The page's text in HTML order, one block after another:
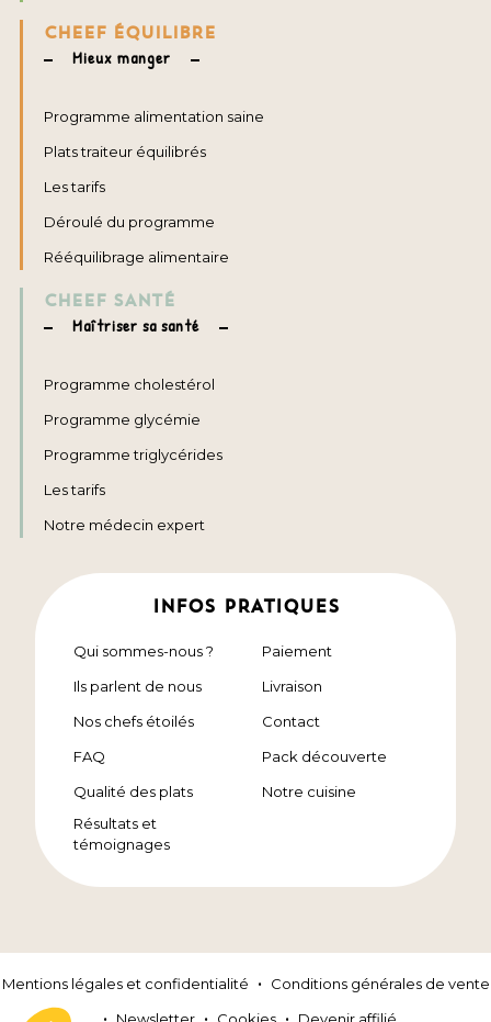
CHEEF ÉQUILIBRE
Mieux manger
Programme alimentation saine
Plats traiteur équilibrés
Les tarifs
Déroulé du programme
Rééquilibrage alimentaire
CHEEF SANTÉ
Maîtriser sa santé
Programme cholestérol
Programme glycémie
Programme triglycérides
Les tarifs
Notre médecin expert
INFOS PRATIQUES
Qui sommes-nous ?
Ils parlent de nous
Nos chefs étoilés
FAQ
Qualité des plats
Résultats et
témoignages
Paiement
Livraison
Contact
Pack découverte
Notre cuisine
Mentions légales et confidentialité
Conditions générales de vente